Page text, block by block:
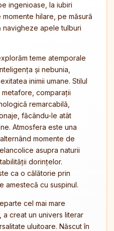
ingenioase, la iubiri
hilare, pe măsură
apele tulburi
teme atemporale
și nebunia,
inimii umane. Stilul
comparații
remarcabilă,
făcându-le atât
Atmosfera este una
momente de
asupra naturii
dorințelor.
ca o călătorie prin
amestecă cu suspinul.
cel mai mare
a creat un univers literar
uluitoare. Născut în